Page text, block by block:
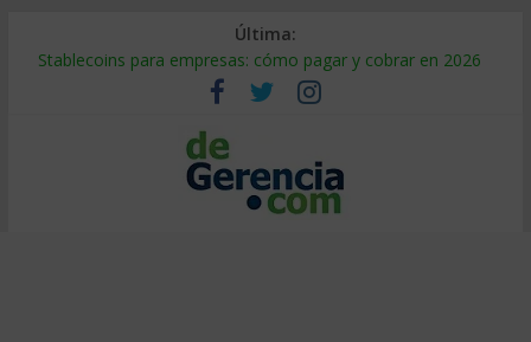
Última:
Stablecoins para empresas: cómo pagar y cobrar en 2026
Despido silencioso: qué es y por qué sale tan caro
IA en selección de personal: cómo auditarla a tiempo
Trabajo forzoso en la cadena de suministro: qué hacer
Mercado hispano de EE. UU.: cómo segmentarlo y venderle